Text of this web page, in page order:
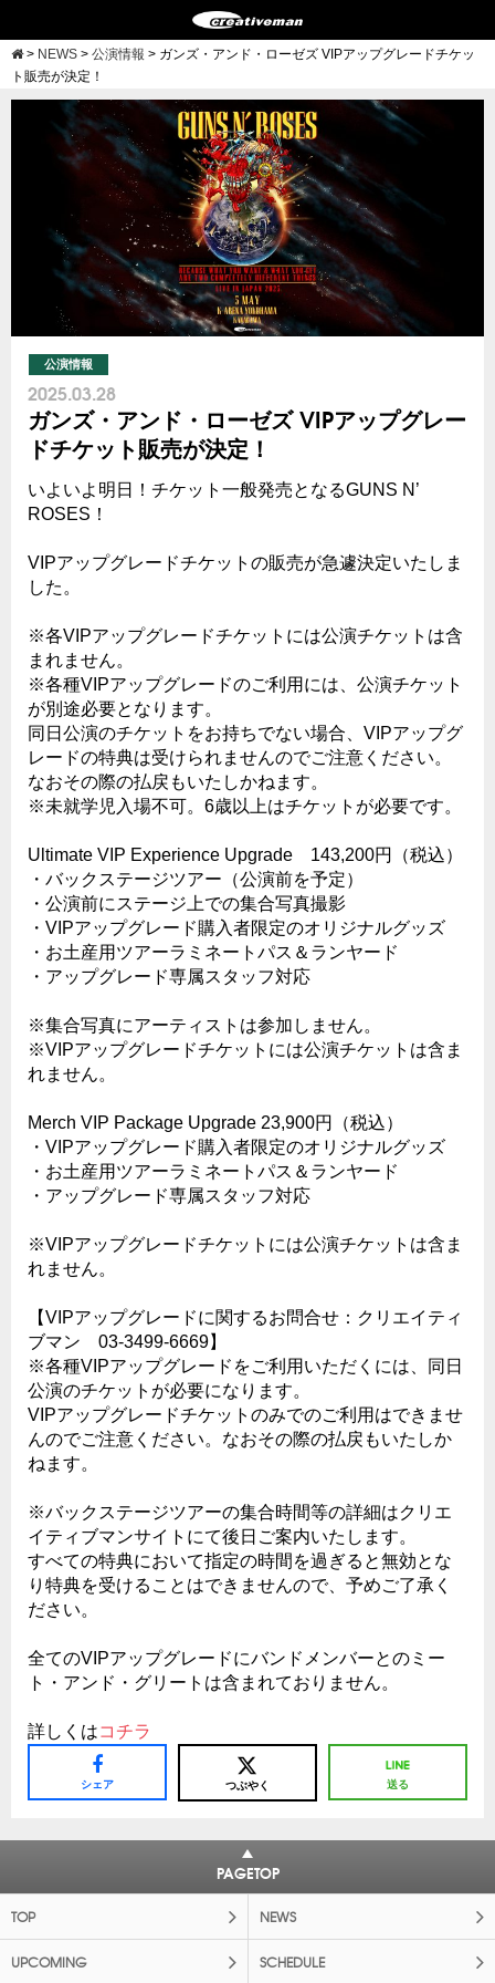
> NEWS > 公演情報 > ガンズ・アンド・ローゼズ VIPアップグレードチケッ
ト販売が決定！
公演情報
2025.03.28
ガンズ・アンド・ローゼズ VIPアップグレー
ドチケット販売が決定！
いよいよ明日！チケット一般発売となるGUNS N’
ROSES！
VIPアップグレードチケットの販売が急遽決定いたしま
した。
※各VIPアップグレードチケットには公演チケットは含
まれません。
※各種VIPアップグレードのご利用には、公演チケット
が別途必要となります。
同日公演のチケットをお持ちでない場合、VIPアップグ
レードの特典は受けられませんのでご注意ください。
なおその際の払戻もいたしかねます。
※未就学児入場不可。6歳以上はチケットが必要です。
Ultimate VIP Experience Upgrade 143,200円（税込）
・バックステージツアー（公演前を予定）
・公演前にステージ上での集合写真撮影
・VIPアップグレード購入者限定のオリジナルグッズ
・お土産用ツアーラミネートパス＆ランヤード
・アップグレード専属スタッフ対応
※集合写真にアーティストは参加しません。
※VIPアップグレードチケットには公演チケットは含ま
れません。
Merch VIP Package Upgrade 23,900円（税込）
・VIPアップグレード購入者限定のオリジナルグッズ
・お土産用ツアーラミネートパス＆ランヤード
・アップグレード専属スタッフ対応
※VIPアップグレードチケットには公演チケットは含ま
れません。
【VIPアップグレードに関するお問合せ：クリエイティ
ブマン 03-3499-6669】
※各種VIPアップグレードをご利用いただくには、同日
公演のチケットが必要になります。
VIPアップグレードチケットのみでのご利用はできませ
んのでご注意ください。なおその際の払戻もいたしか
ねます。
※バックステージツアーの集合時間等の詳細はクリエ
イティブマンサイトにて後日ご案内いたします。
すべての特典において指定の時間を過ぎると無効とな
り特典を受けることはできませんので、予めご了承く
ださい。
全てのVIPアップグレードにバンドメンバーとのミー
ト・アンド・グリートは含まれておりません。
詳しくはコチラ
シェア つぶやく 送る
PAGETOP
TOP NEWS
UPCOMING SCHEDULE